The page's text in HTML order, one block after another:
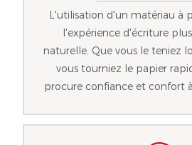
L'utilisation d'un matériau à
l'expérience d'écriture
naturelle. Que vous le teniez
vous tourniez le papier
procure confiance et confort